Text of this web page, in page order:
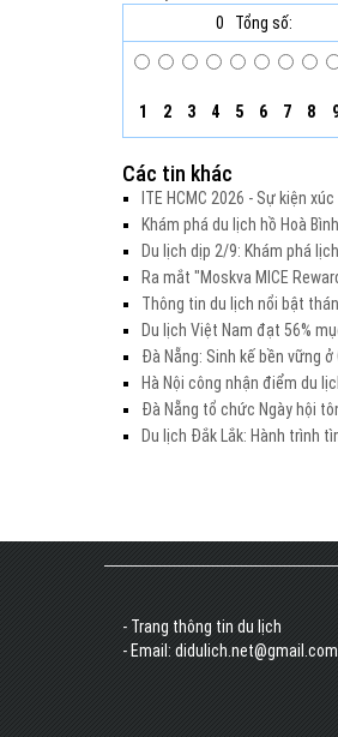
0
Tổng số:
1 2 3 4 5 6 7 8
Các tin khác
ITE HCMC 2026 - Sự kiện
Khám phá du lịch hồ Hoà Bình
Du lịch dịp 2/9: Khám phá
Ra mắt "Moskva MICE
Thông tin du lịch nổi bật
Du lịch Việt Nam đạt 56%
Đà Nẵng: Sinh kế bền vững ở
Hà Nội công nhận điểm du
Đà Nẵng tổ chức Ngày hội
Du lịch Đắk Lắk: Hành trình
- Trang thông tin du lịch
- Email: didulich.net@gmail.com